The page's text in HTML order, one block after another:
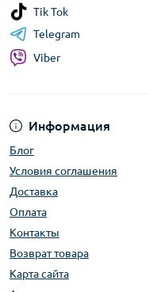
Информация
Блог
Условия соглашения
Доставка
Оплата
Контакты
Возврат товара
Карта сайта
Tik Tok
Telegram
Viber